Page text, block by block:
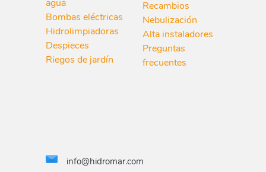
agua
Bombas eléctricas
Hidrolimpiadoras
Despieces
Riegos de jardín
Recambios
Nebulización
Alta instaladores
Preguntas
frecuentes
info@hidromar.com